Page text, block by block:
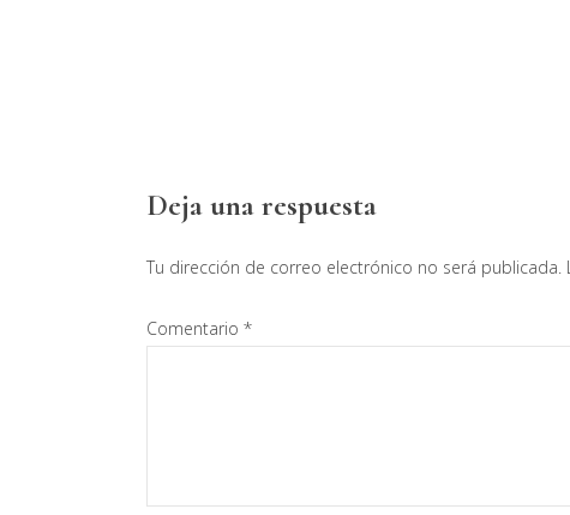
Interacciones
con
lectores
Deja una respuesta
Tu dirección de correo electrónico no será publicada.
Comentario *